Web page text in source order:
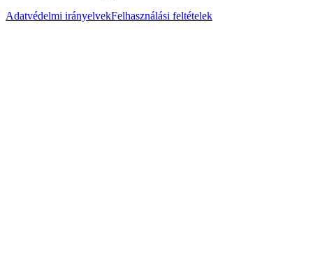
Adatvédelmi irányelvekFelhasználási feltételek